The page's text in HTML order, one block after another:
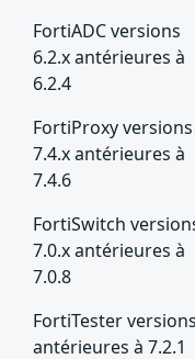
FortiADC versions
6.2.x antérieures à
6.2.4
FortiProxy versions
7.4.x antérieures à
7.4.6
FortiSwitch
7.0.x antérieures à
7.0.8
FortiTester
antérieures à 7.2.1